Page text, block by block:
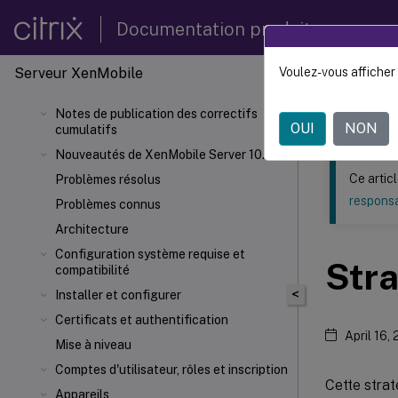
Documentation produit
Serveur XenMobile
Notes de publication des correctifs
cumulatifs
Nouveautés de XenMobile Server 10.16
Problèmes résolus
Problèmes connus
Architecture
Configuration système requise et
compatibilité
Installer et configurer
Certificats et authentification
Mise à niveau
Comptes d'utilisateur, rôles et inscription
Appareils
Ce contenu a
<
Ce
April 16,
Cette
Voulez-vous
OUI NON